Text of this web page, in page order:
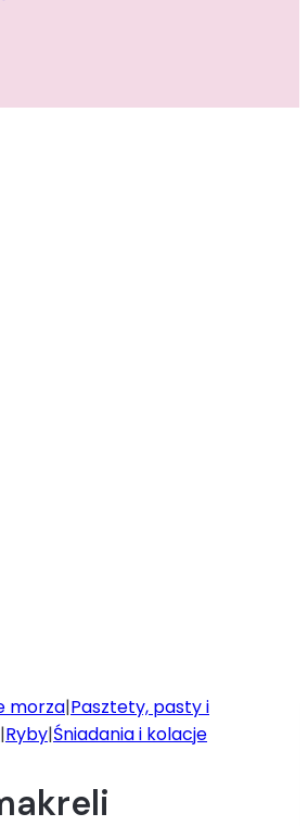
morza|Pasztety, pasty i
|Ryby|Śniadania i kolacje